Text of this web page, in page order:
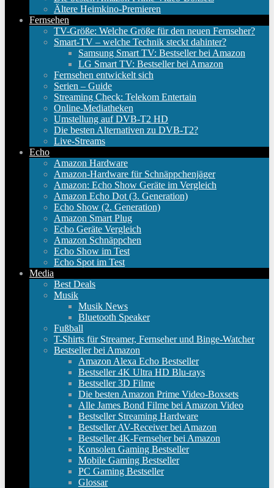
Ältere Heimkino-Premieren
Fernsehen
TV-Größe: Welche Größe für den neuen Fernseher?
Smart-TV – welche Technik steckt dahinter?
Samsung Smart TV: Bestseller bei Amazon
LG Smart TV: Bestseller bei Amazon
Fernsehen entwickelt sich
Serien – Guide
Streaming Check: Telekom Entertain
Online-Mediatheken
Umstellung auf DVB-T2 HD
Die besten Alternativen zu DVB-T2?
Live-Streams
Echo
Amazon Hardware
Amazon-Hardware für Schnäppchenjäger
Amazon: Echo Show Geräte im Vergleich
Amazon Echo Dot (3. Generation)
Echo Show (2. Generation)
Amazon Smart Plug
Echo Geräte Vergleich
Amazon Schnäppchen
Echo Show im Test
Echo Spot im Test
Media
Best Deals
Musik
Musik News
Bluetooth Speaker
Fußball
T-Shirts für Streamer, Fernseher und Binge-Watcher
Bestseller bei Amazon
Amazon Alexa Echo Bestseller
Bestseller 4K Ultra HD Blu-rays
Bestseller 3D Filme
Die besten Amazon Prime Video-Boxsets
Alle James Bond Filme bei Amazon Video
Bestseller Streaming Hardware
Bestseller AV-Receiver bei Amazon
Bestseller 4K-Fernseher bei Amazon
Konsolen Gaming Bestseller
Mobile Gaming Bestseller
PC Gaming Bestseller
Glossar